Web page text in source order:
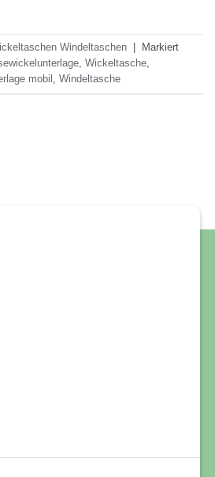
Windeltaschen
Markiert
, Wickeltasche,
mobil , Windeltasche